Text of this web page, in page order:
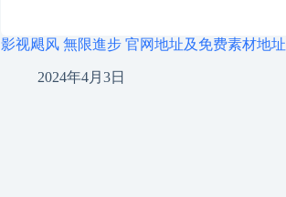
影视飓风 無限進步 官网地址及免费素材地址
2024年4月3日